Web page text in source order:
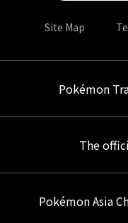
Site Map
Pokémon
The
Pokémon Asia